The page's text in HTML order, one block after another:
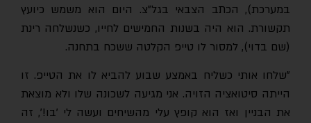
במערכת), הכתב הצבאי בגל"צ. היום הוא משמש כיועץ
תקשורת. הוא היה בשנות החמישים לחייו, כשנשלחה רינת
(שם בדוי), למסור לו טייפ הקלטה ששכח בתחנה.
"שלחו אותי כשליח באמצע שבוע להביא לו את הטייפ. זו
הייתה סיטואציה הזויה. אני מגיעה לשכונה שלו ולא מוצאת
את הבניין ואז הוא קופץ עלי מהשיחים ועשה לי 'בו!', זה